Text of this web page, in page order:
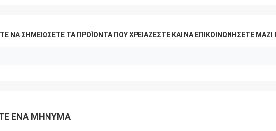
ΝΑ ΣΗΜΕΙΏΣΕΤΕ ΤΑ ΠΡΟΪΌΝΤΑ ΠΟΥ ΧΡΕΙΆΖΕΣΤΕ ΚΑΙ ΝΑ ΕΠΙΚΟΙΝΩΝΉΣΕΤΕ
ΈΝΑ ΜΉΝΥΜΑ